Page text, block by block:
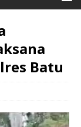
Batu